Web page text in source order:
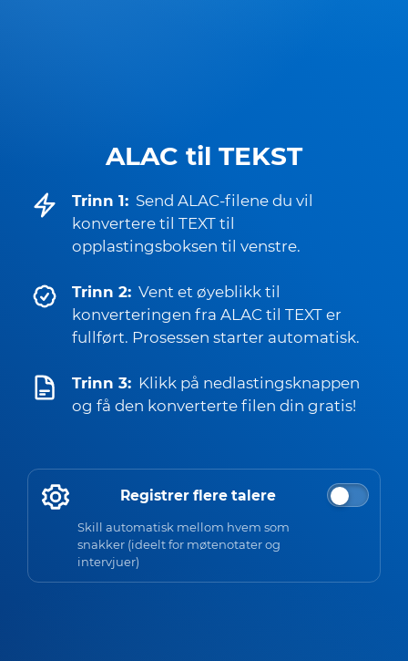
ALAC til TEKST
Trinn 1: Send ALAC-filene du vil
konvertere til TEXT til
opplastingsboksen til venstre.
Trinn 2: Vent et øyeblikk til
konverteringen fra ALAC til TEXT er
fullført. Prosessen starter automatisk.
Trinn 3: Klikk på nedlastingsknappen
og få den konverterte filen din gratis!
Registrer flere talere
Skill automatisk mellom hvem som
snakker (ideelt for møtenotater og
intervjuer)